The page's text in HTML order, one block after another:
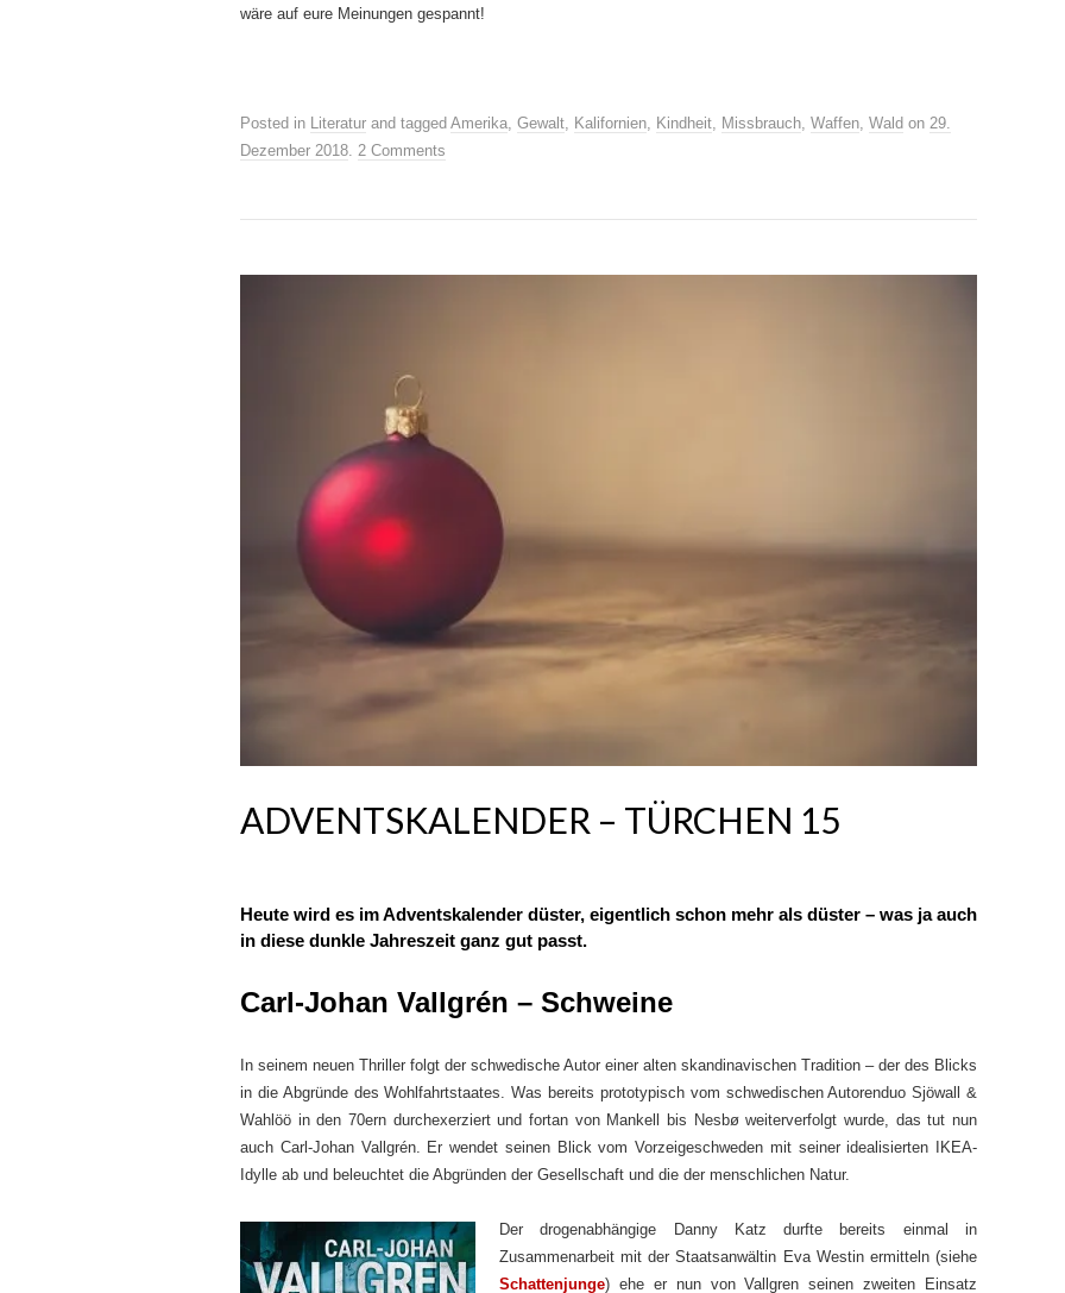
wäre auf eure Meinungen gespannt!
Posted in Literatur and tagged Amerika, Gewalt, Kalifornien, Kindheit, Missbrauch, Waffen, Wald on 29.
Dezember 2018. 2 Comments
ADVENTSKALENDER – TÜRCHEN 15
Heute wird es im Adventskalender düster, eigentlich schon mehr als düster – was ja auch
in diese dunkle Jahreszeit ganz gut passt.
Carl-Johan Vallgrén – Schweine
In seinem neuen Thriller folgt der schwedische Autor einer alten skandinavischen Tradition – der des Blicks
in die Abgründe des Wohlfahrtstaates. Was bereits prototypisch vom schwedischen Autorenduo Sjöwall &
Wahlöö in den 70ern durchexerziert und fortan von Mankell bis Nesbø weiterverfolgt wurde, das tut nun
auch Carl-Johan Vallgrén. Er wendet seinen Blick vom Vorzeigeschweden mit seiner idealisierten IKEA-
Idylle ab und beleuchtet die Abgründen der Gesellschaft und die der menschlichen Natur.
Der drogenabhängige Danny Katz durfte bereits einmal in
Zusammenarbeit mit der Staatsanwältin Eva Westin ermitteln (siehe
Schattenjunge) ehe er nun von Vallgren seinen zweiten Einsatz